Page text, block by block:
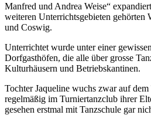
Manfred und Andrea Weise“
weiteren Unterrichtsgebieten gehörten
und Coswig.
Unterrichtet wurde unter einer
Dorfgasthöfen, die alle über grosse
Kulturhäusern und Betriebskantinen.
Tochter Jaqueline wuchs zwar auf
regelmäßig im Turniertanzclub ihrer
gesehen erstmal mit Tanzschule gar